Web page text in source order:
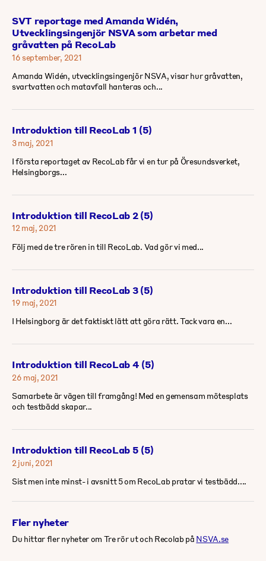
SVT reportage med Amanda Widén,
Utvecklingsingenjör NSVA som arbetar med
gråvatten på RecoLab
16 september, 2021
Amanda Widén, utvecklingsingenjör NSVA, visar hur gråvatten,
svartvatten och matavfall hanteras och...
Introduktion till RecoLab 1 (5)
3 maj, 2021
I första reportaget av RecoLab får vi en tur på Öresundsverket,
Helsingborgs...
Introduktion till RecoLab 2 (5)
12 maj, 2021
Följ med de tre rören in till RecoLab. Vad gör vi med...
Introduktion till RecoLab 3 (5)
19 maj, 2021
I Helsingborg är det faktiskt lätt att göra rätt. Tack vara en...
Introduktion till RecoLab 4 (5)
26 maj, 2021
Samarbete är vägen till framgång! Med en gemensam mötesplats
och testbädd skapar...
Introduktion till RecoLab 5 (5)
2 juni, 2021
Sist men inte minst- i avsnitt 5 om RecoLab pratar vi testbädd....
Fler nyheter
Du hittar fler nyheter om Tre rör ut och Recolab på NSVA.se